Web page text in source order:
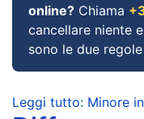
online? Chiama
cancellare niente
sono le due
Leggi tutto: Minore